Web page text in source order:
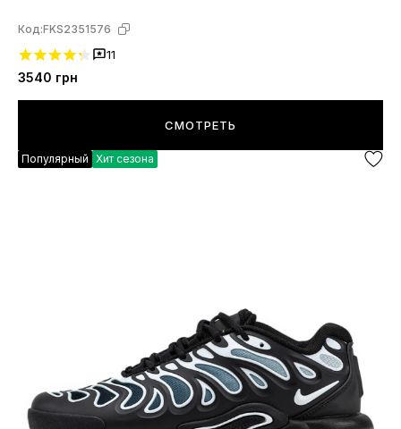
Код:FKS2351576
11
3540 грн
СМОТРЕТЬ
Популярный Хит сезона